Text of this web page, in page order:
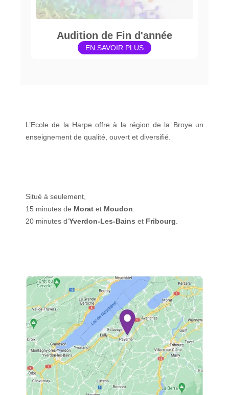
Audition de Fin d'année
EN SAVOIR PLUS
L’Ecole de la Harpe offre à la région de la Broye un
enseignement de qualité, ouvert et diversifié.
Situé à seulement,
15 minutes de Morat et Moudon
20 minutes d'Yverdon-Les-Bains et Fribourg